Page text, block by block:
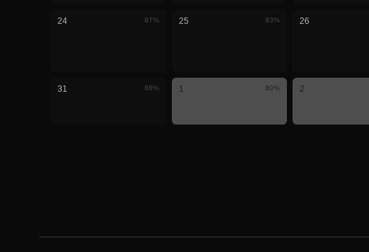
24 87% 25 93% 26
31 88% 1 80% 2